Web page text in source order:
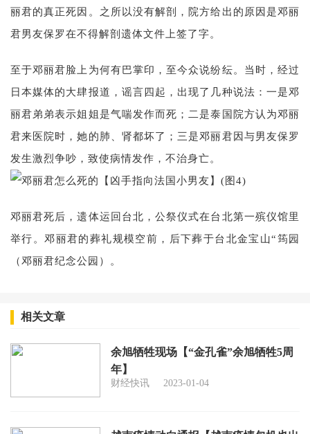
丽君的真正死因。之所以没有解剖，院方给出的原因是邓丽
君男友保罗在不得解剖遗体文件上签了字。
至于邓丽君脸上为何有巴掌印，至今众说纷纭。当时，经过
日本媒体的大肆报道，谣言四起，出现了几种说法：一是邓
丽君弟弟表示姐姐是气喘发作而死；二是泰国院方认为邓丽
君来医院时，她的肺、肾都坏了；三是邓丽君因与男友保罗
发生激烈争吵，致使病情发作，不治身亡。
邓丽君死后，遗体运回台北，公祭仪式在台北第一殡仪馆里
举行。邓丽君的葬礼规模空前，后下葬于台北金宝山“筠园
（邓丽君纪念公园）。
相关文章
余旭牺牲现场【“金孔雀”余旭牺牲5周
年】
财经快讯 2023-01-04